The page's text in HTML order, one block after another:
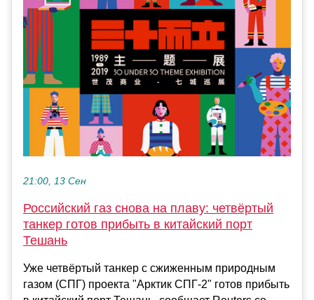
21:00, 13 Сен
Российский газ снова на плаву: четвёртый
танкер готов прибыть в китайский порт
Тешань
Уже четвёртый танкер с сжиженным природным
газом (СПГ) проекта "Арктик СПГ-2" готов прибыть